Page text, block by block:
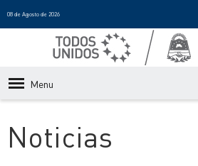
08 de Agosto de 2026
Menu
Noticias